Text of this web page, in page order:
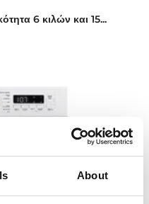
About
6 κιλών και 15...